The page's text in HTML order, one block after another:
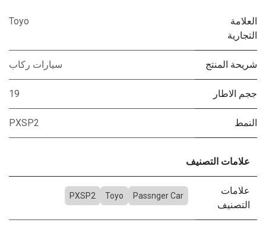
العلامة
التجارية
Toyo
شريحة المنتج سيارات ركاب
ججم الاطار 19
النمط PXSP2
علامات التصنيف
علامات
التصنيف
Passnger Car
Toyo
PXSP2